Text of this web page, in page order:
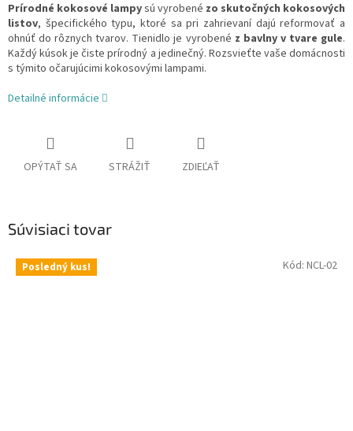
Prírodné kokosové lampysú vyrobené zo skutočných kokosových
listov, špecifického typu, ktoré sa pri zahrievaní dajú reformovať a
ohnúť do rôznych tvarov. Tienidlo je vyrobené z bavlny v tvare gule.
Každý kúsok je čiste prírodný a jedinečný. Rozsvieťte vaše domácnosti
s týmito očarujúcimi kokosovými lampami.
Detailné informácie
OPÝTAŤ SA STRÁŽIŤ ZDIEĽAŤ
Súvisiaci tovar
Posledný kus! Kód: NCL-02